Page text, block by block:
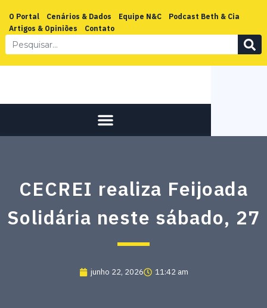
O Portal Cenários & Dados Equipe N&C
Podcast Beth & Cia
Artigos & Opiniões
Contato
CECREI realiza Feijoada
Solidária neste sábado, 27
junho 22, 2026 11:42 am